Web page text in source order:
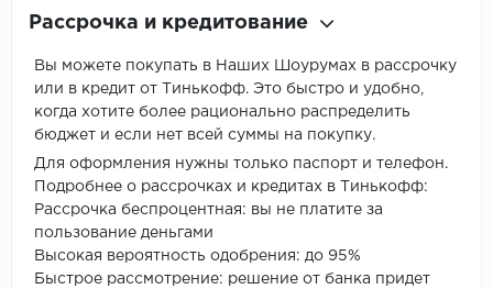
Рассрочка и кредитование
Вы можете покупать в Наших Шоурумах в рассрочку
или в кредит от Тинькофф. Это быстро и удобно,
когда хотите более рационально распределить
бюджет и если нет всей суммы на покупку.
Для оформления нужны только паспорт и телефон.
Подробнее о рассрочках и кредитах в Тинькофф:
Рассрочка беспроцентная: вы не платите за
пользование деньгами
Высокая вероятность одобрения: до 95%
Быстрое рассмотрение: решение от банка придет